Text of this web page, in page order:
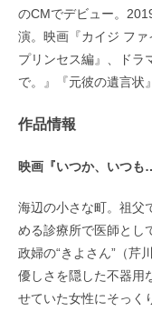
のCMでデビュー。
演。映画『カイジ フ
プリンセス編』、ドラ
で。』『元彼の遺言状
作品情報
映画『いつか、いつも
海辺の小さな町。祖父
める診療所で医師とし
政婦の“きよさん”（芹
優しさを隠した不器用
せていた女性にそっく